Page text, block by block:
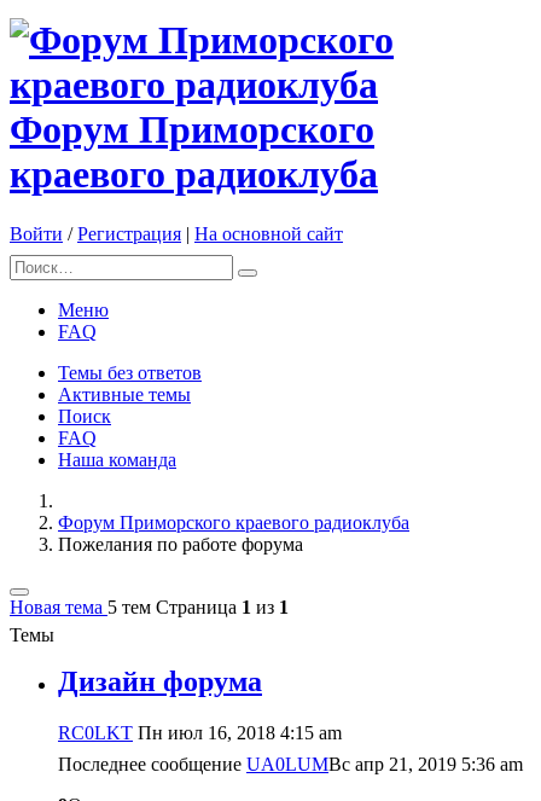
Форум Приморского
краевого радиоклуба
Войти /Регистрация | На основной сайт
Меню
FAQ
Темы без ответов
Активные темы
Поиск
FAQ
Наша команда
Форум Приморского краевого радиоклуба
Пожелания по работе форума
Новая тема 5 тем Страница 1 из 1
Темы
Дизайн форума
RC0LKT Пн июл 16, 2018 4:15 am
Последнее сообщение UA0LUMВс апр 21, 2019 5:36 am